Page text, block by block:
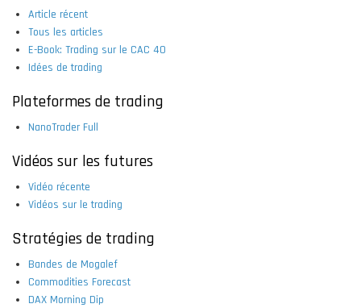
Article récent
Tous les articles
E-Book: Trading sur le CAC 40
Idées de trading
Plateformes de trading
NanoTrader Full
Vidéos sur les futures
Vidéo récente
Vidéos sur le trading
Stratégies de trading
Bandes de Mogalef
Commodities Forecast
DAX Morning Dip